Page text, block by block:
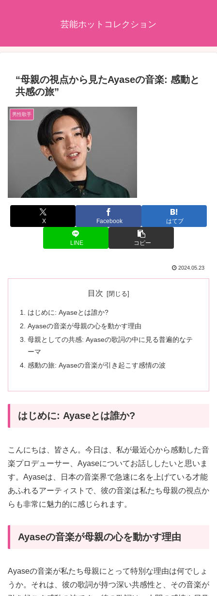
芸能ホットコレクション
“母親の視点から見たAyaseの音楽: 感動と
共感の旅”
男性歌手
X Facebook はてブ
LINE コピー
2024.05.23
目次
はじめに: Ayaseとは誰か?
Ayaseの音楽が母親の心を動かす理由
母親としての共感: Ayaseの歌詞の中に見る普遍的なテ
ーマ
感動の旅: Ayaseの音楽が引き起こす感情の波
はじめに: Ayaseとは誰か?
こんにちは、皆さん。今日は、私が最近心から感動した音
楽プロデューサー、Ayaseについてお話ししたいと思いま
す。Ayaseは、日本の音楽界で急速に名を上げている才能
あふれるアーティストで、彼の音楽は私たち母親の視点か
らも非常に魅力的に感じられます。
Ayaseの音楽が母親の心を動かす理由
Ayaseの音楽が私たち母親にとって特別な理由は何でしょ
うか。それは、彼の歌詞が持つ深い共感性と、その音楽が